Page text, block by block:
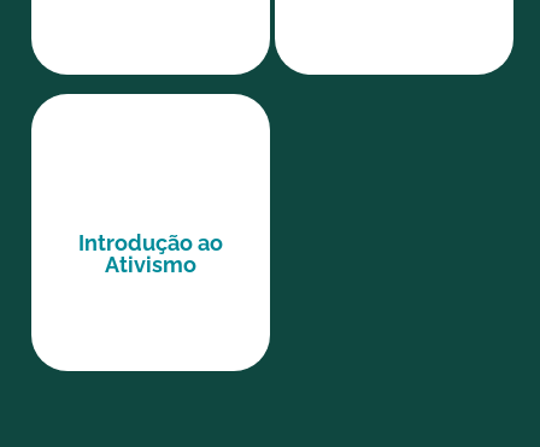
Introdução ao
Ativismo